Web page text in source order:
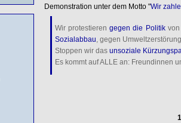
Demonstration unter dem Motto "Wir
Wir protestierengegen die Politikvon
Sozialabbau , gegen Umweltzerstörung.
Stoppen wir das unsoziale
Es kommt auf ALLE an: Freundinnen